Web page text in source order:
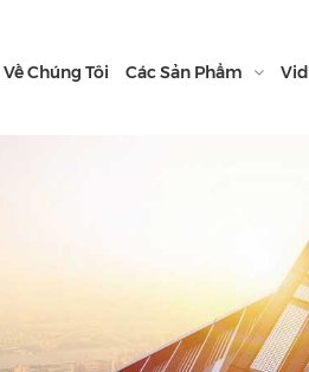
Về Chúng Tôi Các Sản Phẩm